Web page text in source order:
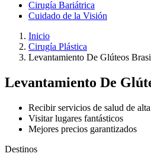
Cirugía Bariátrica
Cuidado de la Visión
Inicio
Cirugía Plástica
Levantamiento De Glúteos
Levantamiento De
Recibir servicios de salud de
Visitar lugares fantásticos
Mejores precios garantizados
Destinos